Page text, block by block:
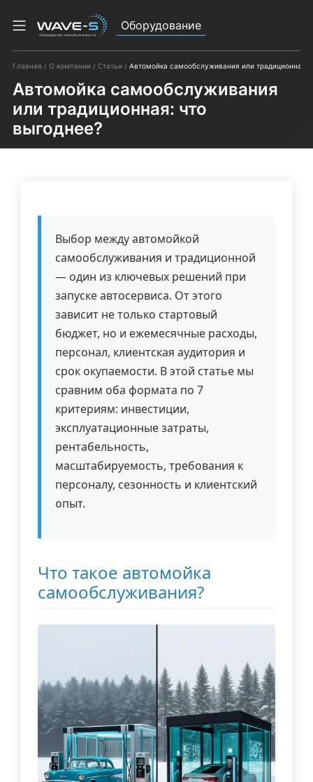
Оборудование
Главная О компании Статьи Автомойка самообслуживания или традиционная:
Автомойка самообслуживания
или традиционная: что
выгоднее?
Выбор между автомойкой
самообслуживания и традиционной
— один из ключевых решений при
запуске автосервиса. От этого
зависит не только стартовый
бюджет, но и ежемесячные расходы,
персонал, клиентская аудитория и
срок окупаемости. В этой статье мы
сравним оба формата по 7
критериям: инвестиции,
эксплуатационные затраты,
рентабельность,
масштабируемость, требования к
персоналу, сезонность и клиентский
опыт.
Что такое автомойка
самообслуживания?